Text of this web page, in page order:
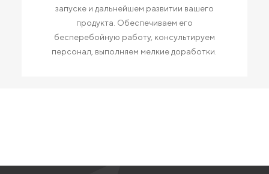
запуске и дальнейшем развитии вашего
продукта. Обеспечиваем его
бесперебойную работу, консультируем
персонал, выполняем мелкие доработки.